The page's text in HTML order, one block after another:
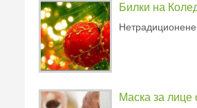
пенливото вино
Важно е да
Билки на
Нетрадиционене
Маска за лице